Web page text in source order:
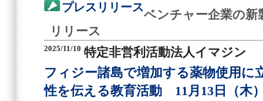
プレスリリース
ベンチャー企業の新
リリース
2025/11/10 特定非営利活動法人イマジン
フィジー諸島で増加する薬物使用
性を伝える教育活動 11月13日（木